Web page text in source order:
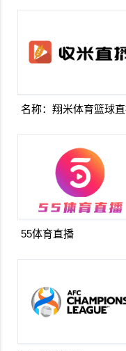
名称：翔米体育篮球
55体育直播